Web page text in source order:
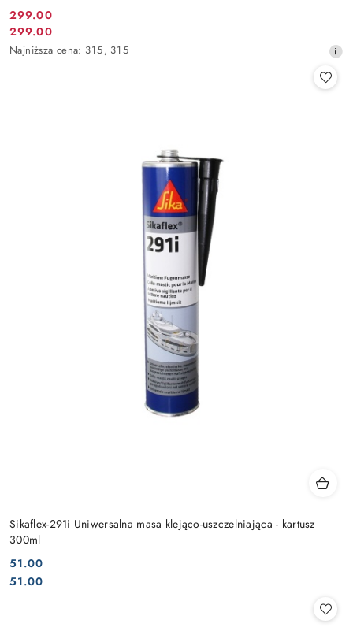
Cena
promocyjna:
299.00
Cena
promocyjna:
299.00
Najniższa
Najniższa cena: 315, 315
Sikaflex-291i Uniwersalna masa klejąco-uszczelniająca - kartusz
300ml
Cena:
51.00
Cena:
51.00